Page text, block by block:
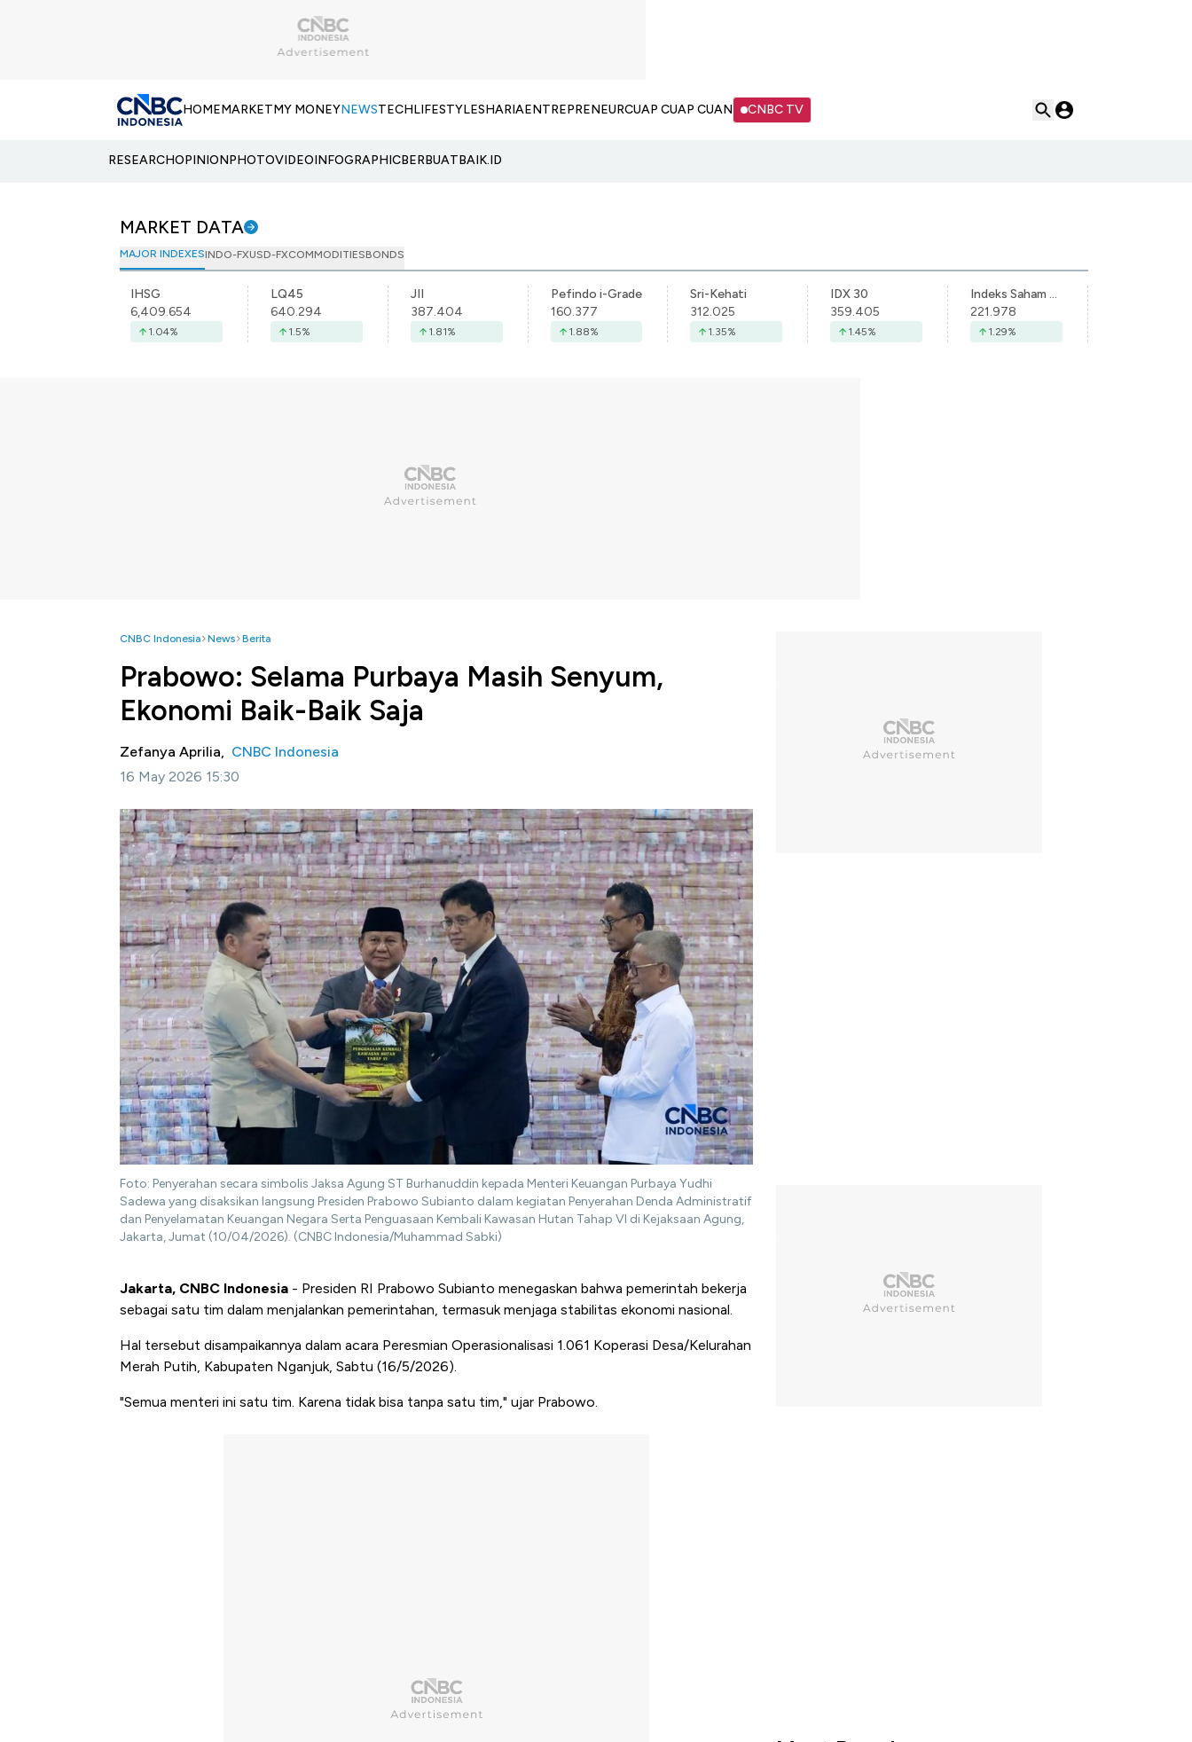
HOMEMARKETMY MONEYNEWSTECHLIFESTYLESHARIAENTREPRENEURCUAP CUAP CUAN CNBC TV
RESEARCHOPINIONPHOTOVIDEOINFOGRAPHICBERBUATBAIK.ID
MARKET DATA
MAJOR INDEXESINDO-FXUSD-FXCOMMODITIESBONDS
IHSG
6,409.654
1.04%
LQ45
640.294
1.5%
JII
387.404
1.81%
Pefindo i-Grade
160.377
1.88%
Sri-Kehati
312.025
1.35%
IDX 30
359.405
1.45%
Indeks Saham Syariah Indonesia
221.978
1.29%
CNBC Indonesia News Berita
Prabowo: Selama Purbaya Masih Senyum,
Ekonomi Baik-Baik Saja
Zefanya Aprilia, CNBC Indonesia
16 May 2026 15:30
Foto: Penyerahan secara simbolis Jaksa Agung ST Burhanuddin kepada Menteri Keuangan Purbaya Yudhi
Sadewa yang disaksikan langsung Presiden Prabowo Subianto dalam kegiatan Penyerahan Denda Administratif
dan Penyelamatan Keuangan Negara Serta Penguasaan Kembali Kawasan Hutan Tahap VI di Kejaksaan Agung,
Jakarta, Jumat (10/04/2026). (CNBC Indonesia/Muhammad Sabki)
Jakarta, CNBC Indonesia - Presiden RI Prabowo Subianto menegaskan bahwa pemerintah bekerja
sebagai satu tim dalam menjalankan pemerintahan, termasuk menjaga stabilitas ekonomi nasional.
Hal tersebut disampaikannya dalam acara Peresmian Operasionalisasi 1.061 Koperasi Desa/Kelurahan
Merah Putih, Kabupaten Nganjuk, Sabtu (16/5/2026).
"Semua menteri ini satu tim. Karena tidak bisa tanpa satu tim," ujar Prabowo.